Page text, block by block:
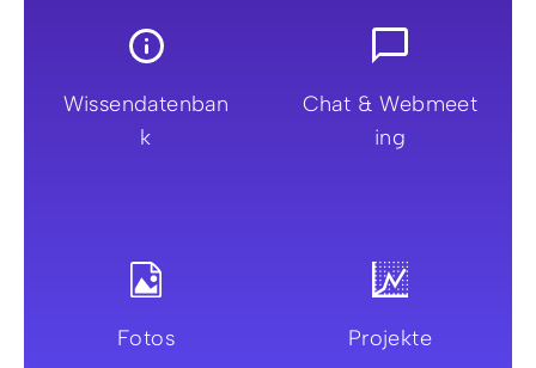
Wissendatenban
k
Chat & Webmeet
ing
Fotos Projekte